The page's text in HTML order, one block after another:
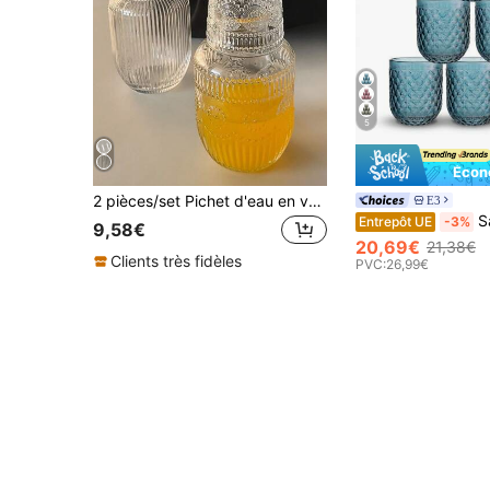
2 pièces/set Pichet d'eau en verre et set de tasses, pot à jus/lait/thé et tasse transparents vintage avec motif tournesol gaufré
9,58€
Clients très fidèles
5
E3
Entrepôt UE -3%
20,69€ 21,38€
PVC:26,99€